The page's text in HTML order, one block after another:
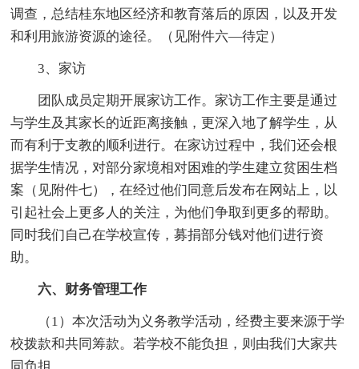
调查，总结桂东地区经济和教育落后的原因，以及开发
和利用旅游资源的途径。（见附件六—待定）
3、家访
团队成员定期开展家访工作。家访工作主要是通过
与学生及其家长的近距离接触，更深入地了解学生，从
而有利于支教的顺利进行。在家访过程中，我们还会根
据学生情况，对部分家境相对困难的学生建立贫困生档
案（见附件七），在经过他们同意后发布在网站上，以
引起社会上更多人的关注，为他们争取到更多的帮助。
同时我们自己在学校宣传，募捐部分钱对他们进行资
助。
六、财务管理工作
（1）本次活动为义务教学活动，经费主要来源于学
校拨款和共同筹款。若学校不能负担，则由我们大家共